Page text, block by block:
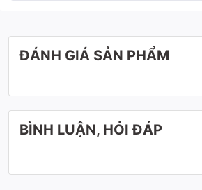
ĐÁNH GIÁ SẢN PHẨM
BÌNH LUẬN, HỎI ĐÁP